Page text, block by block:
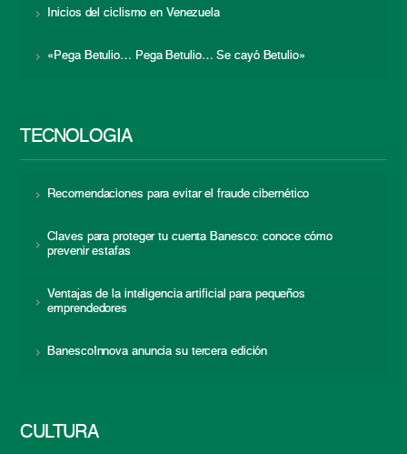
Inicios del ciclismo en Venezuela
«Pega Betulio… Pega Betulio… Se cayó Betulio»
TECNOLOGÍA
Recomendaciones para evitar el fraude cibernético
Claves para proteger tu cuenta Banesco: conoce cómo
prevenir estafas
Ventajas de la inteligencia artificial para pequeños
emprendedores
BanescoInnova anuncia su tercera edición
CULTURA